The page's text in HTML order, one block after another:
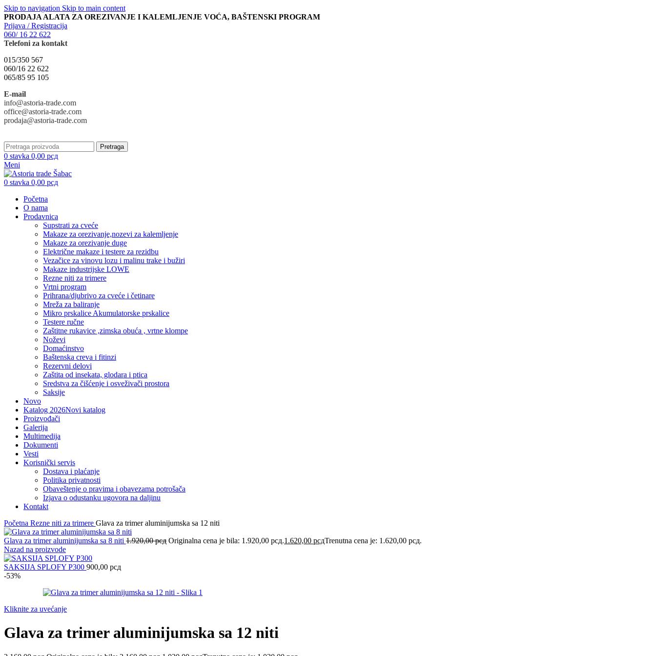
Skip to navigation Skip to main content
PRODAJA ALATA ZA OREZIVANJE I KALEMLJENJE VOĆA, BAŠTENSKI PROGRAM
Prijava / Registracija
060/ 16 22 622
Telefoni za kontakt
015/350 567
060/16 22 622
065/85 95 105
E-mail
info@astoria-trade.com
office@astoria-trade.com
prodaja@astoria-trade.com
Pretraga
0 stavka 0,00 рсд
Meni
0 stavka 0,00 рсд
Početna
O nama
Prodavnica
Supstrati za cveće
Makaze za orezivanje,nozevi za kalemljenje
Makaze za orezivanje duge
Električne makaze i testere za rezidbu
Vezačice za vinovu lozu i malinu trake i bužiri
Makaze industrijske LOWE
Rezne niti za trimere
Vrtni program
Prihrana/djubrivo za cveće i četinare
Mreža za baliranje
Mikro prskalice Akumulatorske prskalice
Testere ručne
Zaštitne rukavice ,zimska obuća , vrtne klompe
Noževi
Domaćinstvo
Baštenska creva i fitinzi
Rezervni delovi
Zaštita od insekata, glodara i ptica
Sredstva za čišćenje i osveživači prostora
Saksije
Novo
Katalog 2026Novi katalog
Proizvođači
Galerija
Multimedija
Dokumenti
Vesti
Korisnički servis
Dostava i plaćanje
Politika privatnosti
Obaveštenje o pravima i obavezama potrošača
Izjava o odustanku ugovora na daljinu
Kontakt
Početna Rezne niti za trimere Glava za trimer aluminijumska sa 12 niti
Glava za trimer aluminijumska sa 8 niti 1.920,00рсд Originalna cena je bila: 1.920,00 рсд.1.620,00 рсдTrenutna cena je: 1.620,00 рсд.
Nazad na proizvode
SAKSIJA SPLOFY P300 900,00 рсд
-53%
Kliknite za uvećanje
Glava za trimer aluminijumska sa 12 niti